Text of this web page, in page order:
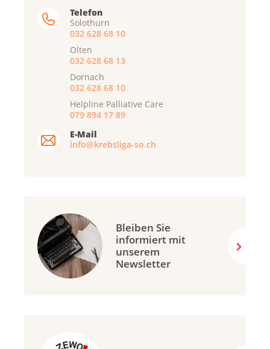
Telefon
Solothurn
032 628 68 10
Olten
032 628 68 13
Dornach
032 628 68 10
Helpline Palliative Care
079 894 17 89
E-Mail
info@krebsliga-so.ch
Bleiben Sie
informiert mit
unserem
Newsletter